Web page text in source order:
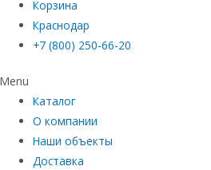
Корзина
Краснодар
+7 (800) 250-66-20
Menu
Каталог
О компании
Наши объекты
Доставка